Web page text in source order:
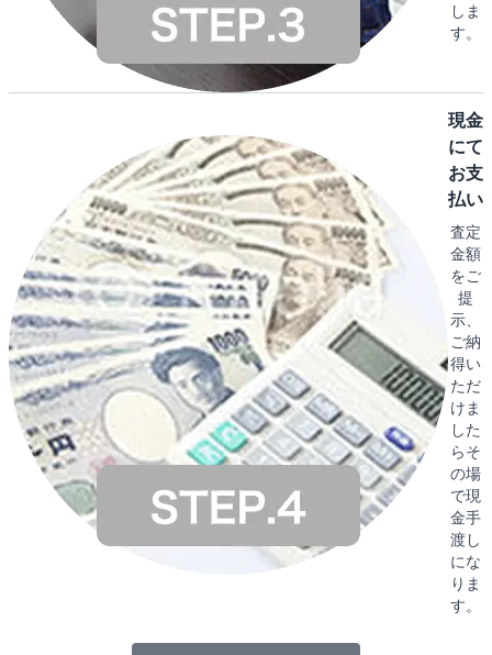
しま
す。
現金
にて
お支
払い
査定
金額
をご
提
示、
ご納
得い
ただ
けま
した
らそ
の場
で現
金手
渡し
にな
りま
す。